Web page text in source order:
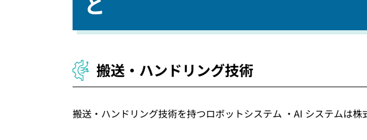
搬送・ハンドリング技術
搬送・ハンドリング技術を持つロボットシステム ・AI システムは株